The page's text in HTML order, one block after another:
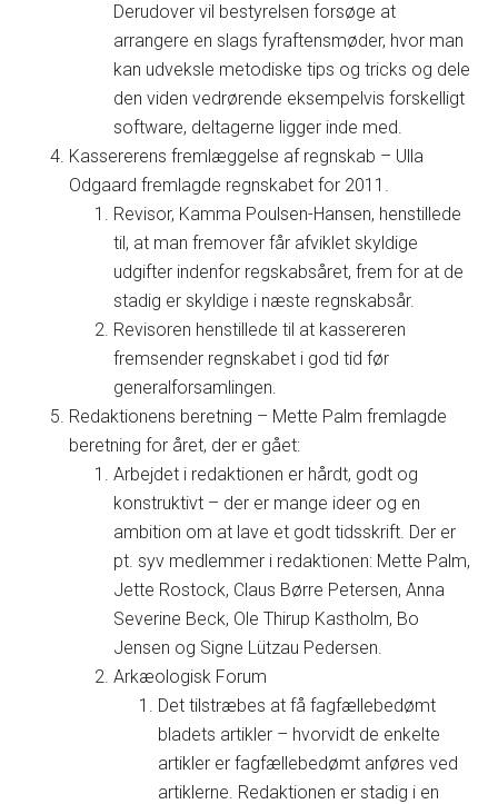
Derudover vil bestyrelsen forsøge at
arrangere en slags fyraftensmøder, hvor man
kan udveksle metodiske tips og tricks og dele
den viden vedrørende eksempelvis forskelligt
software, deltagerne ligger inde med.
Kassererens fremlæggelse af regnskab – Ulla
Odgaard fremlagde regnskabet for 2011.
Revisor, Kamma Poulsen-Hansen, henstillede
til, at man fremover får afviklet skyldige
udgifter indenfor regskabsåret, frem for at de
stadig er skyldige i næste regnskabsår.
Revisoren henstillede til at kassereren
fremsender regnskabet i god tid før
generalforsamlingen.
Redaktionens beretning – Mette Palm fremlagde
beretning for året, der er gået:
Arbejdet i redaktionen er hårdt, godt og
konstruktivt – der er mange ideer og en
ambition om at lave et godt tidsskrift. Der er
pt. syv medlemmer i redaktionen: Mette Palm,
Jette Rostock, Claus Børre Petersen, Anna
Severine Beck, Ole Thirup Kastholm, Bo
Jensen og Signe Lützau Pedersen.
Arkæologisk Forum
Det tilstræbes at få fagfællebedømt
bladets artikler – hvorvidt de enkelte
artikler er fagfællebedømt anføres ved
artiklerne. Redaktionen er stadig i en